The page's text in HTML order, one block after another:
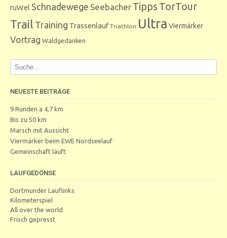
ruWel Schnadewege Seebacher Tipps TorTour
Trail Training Trassenlauf Triathlon Ultra Viermärker
Vortrag Waldgedanken
NEUESTE BEITRÄGE
9 Runden a 4,7 km
Bis zu 50 km
Marsch mit Aussicht
Viermärker beim EWE Nordseelauf
Gemeinschaft läuft
LAUFGEDÖNSE
Dortmunder Lauflinks
Kilometerspiel
All over the world
Frisch gepresst